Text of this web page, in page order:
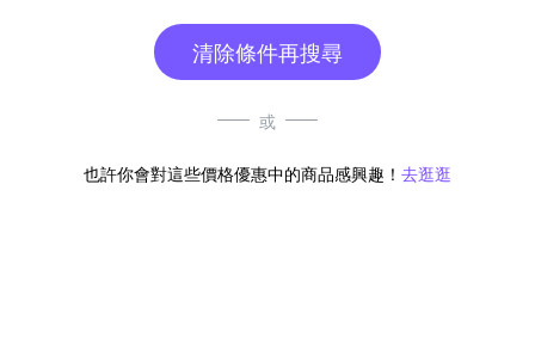
清除條件再搜尋
或
也許你會對這些價格優惠中的商品感興趣！ 去逛逛